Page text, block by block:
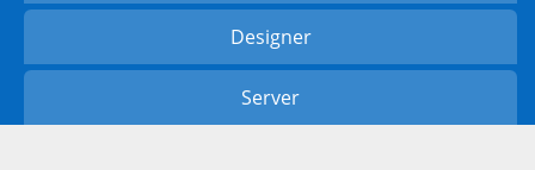
Designer
Server